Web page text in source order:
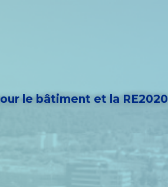
le bâtiment et la RE2020